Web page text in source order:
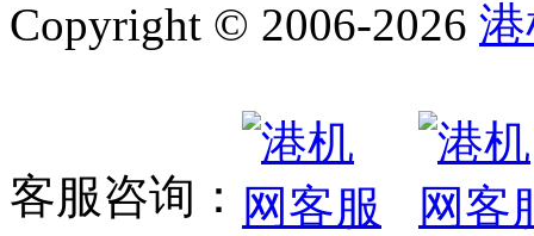
STS岸边集装箱起重机
岸边集装箱装卸桥系列
Copyright © 2006-2026
客服咨询：